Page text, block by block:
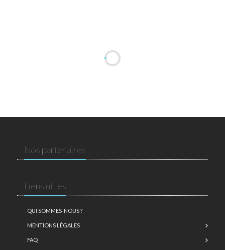
Nos partenaires
Liens utiles
QUI SOMMES-NOUS ?
MENTIONS LÉGALES
FAQ